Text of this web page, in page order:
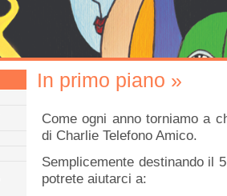
In primo piano »
Come ogni anno torniamo a
di Charlie Telefono Amico.
Semplicemente destinando il
potrete aiutarci a: